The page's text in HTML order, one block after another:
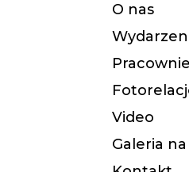
O nas
Video
Galeria